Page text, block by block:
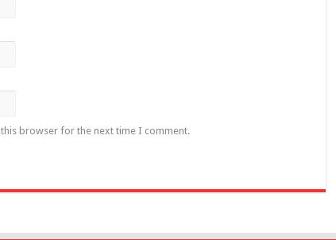
browser for the next time I comment.